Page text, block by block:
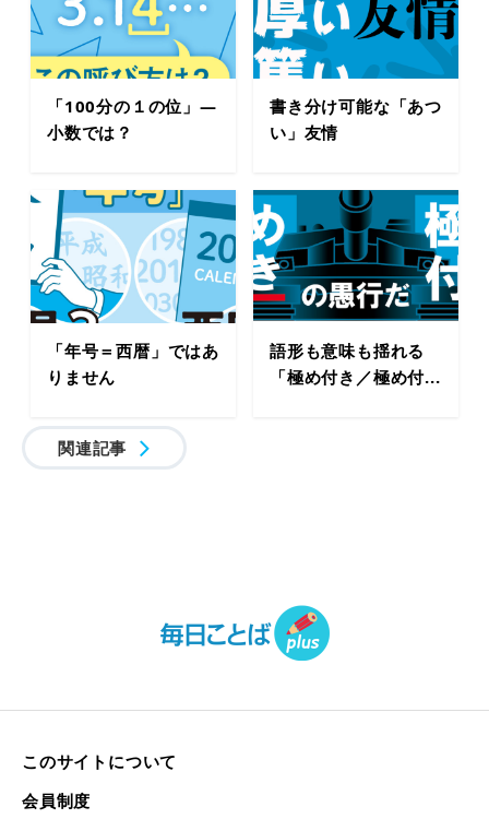
「100分の１の位」―
小数では？
書き分け可能な「あつ
い」友情
「年号＝西暦」ではあ
りません
語形も意味も揺れる
「極め付き／極め付...
関連記事
このサイトについて
会員制度